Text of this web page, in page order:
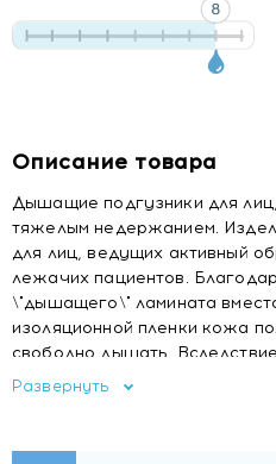
Описание товара
Дышащие подгузники для
тяжелым недержанием.
для лиц, ведущих активный
лежачих пациентов.
\"дышащего\" ламината
изоляционной пленки кожа
свободно дышать.
возникновения опрелостей и
поддерживать кожу в
Развернуть